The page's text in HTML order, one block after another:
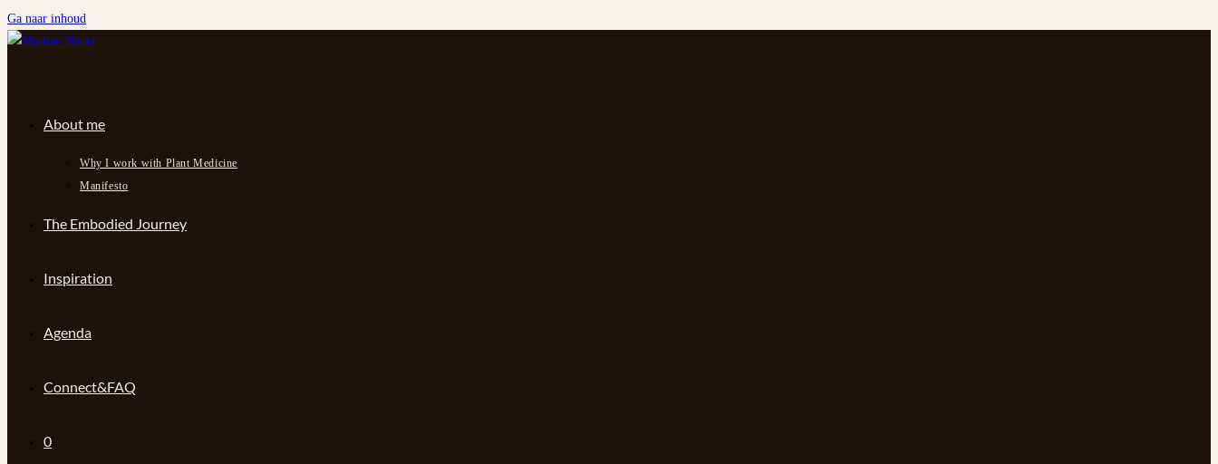
Ga naar inhoud
About me
Why I work with Plant Medicine
Manifesto
The Embodied Journey
Inspiration
Agenda
Connect&FAQ
0